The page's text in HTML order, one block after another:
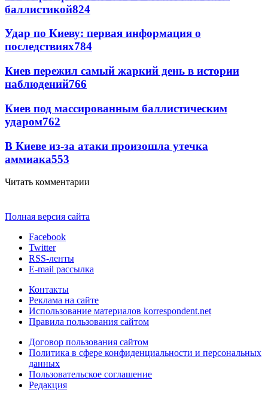
баллистикой824
Удар по Киеву: первая информация о
последствиях784
Киев пережил самый жаркий день в истории
наблюдений766
Киев под массированным баллистическим
ударом762
В Киеве из-за атаки произошла утечка
аммиака553
Читать комментарии
Полная версия сайта
Facebook
Twitter
RSS-ленты
E-mail рассылка
Контакты
Реклама на сайте
Использование материалов korrespondent.net
Правила пользования сайтом
Договор пользования сайтом
Политика в сфере конфиденциальности и персональных
данных
Пользовательское соглашение
Редакция